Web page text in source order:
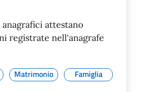
attestano
registrate nell'anagrafe
Matrimonio Famiglia